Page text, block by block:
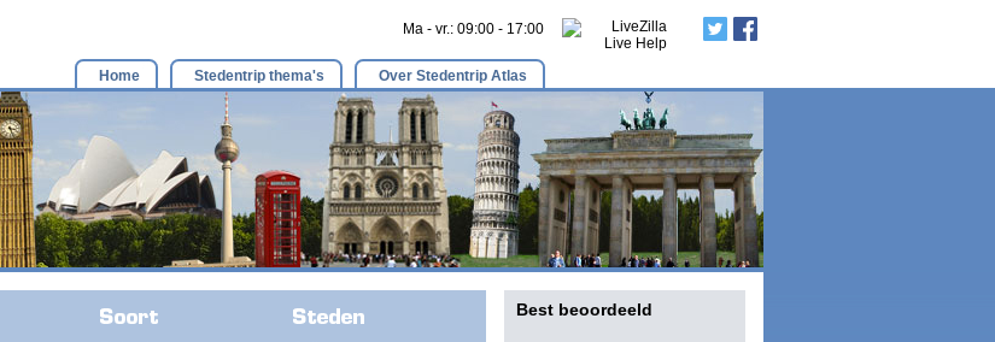
Ma - vr.: 09:00 - 17:00
Home Stedentrip thema's Over Stedentrip Atlas
Best beoordeeld